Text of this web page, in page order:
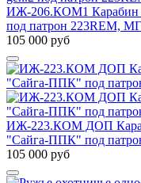
ИЖ-206.КОМ1 Карабин
под патрон 223REM,
105 000 руб
ИЖ-223.КОМ ДОП
"Сайга-ППК" под
105 000 руб